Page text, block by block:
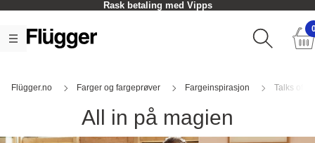
Hent i butikk - Som oftest innen en time
Flügger.no Farger og fargeprøver Fargeinspirasjon Talks of
All in på magien